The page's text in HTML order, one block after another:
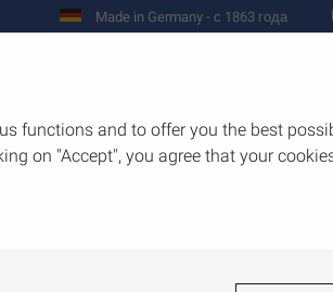
Made in Germany - с 1863 года
functions and to offer you the best
on "Accept", you agree that your